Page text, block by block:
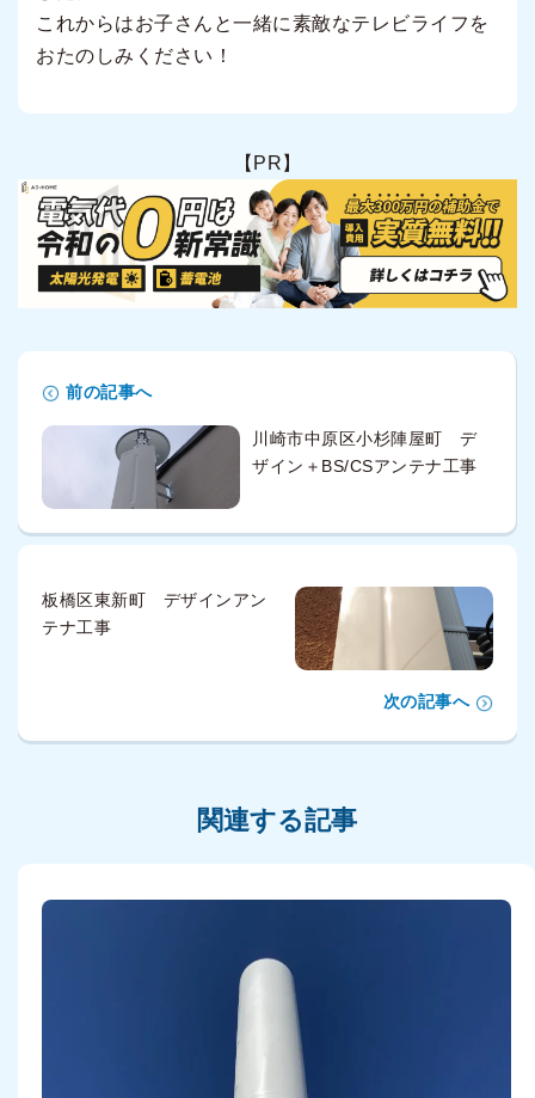
これからはお子さんと一緒に素敵なテレビライフを
おたのしみください！
【PR】
前の記事へ
川崎市中原区小杉陣屋町 デ
ザイン＋BS/CSアンテナ工事
板橋区東新町 デザインアン
テナ工事
次の記事へ
関連する記事